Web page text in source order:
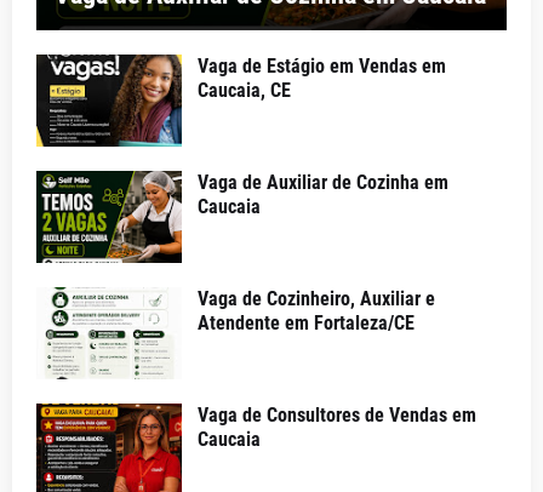
Vaga de Estágio em Vendas em
Caucaia, CE
Vaga de Auxiliar de Cozinha em
Caucaia
Vaga de Cozinheiro, Auxiliar e
Atendente em Fortaleza/CE
Vaga de Consultores de Vendas em
Caucaia